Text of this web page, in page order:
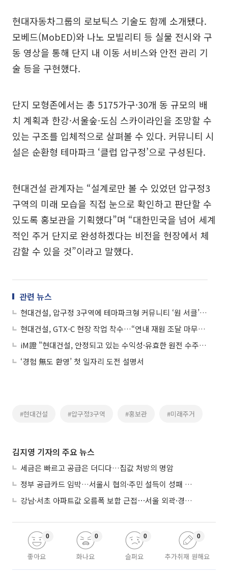
현대자동차그룹의 로보틱스 기술도 함께 소개됐다.
모베드(MobED)와 나노 모빌리티 등 실물 전시와 구
동 영상을 통해 단지 내 이동 서비스와 안전 관리 기
술 등을 구현했다.
단지 모형존에서는 총 5175가구·30개 동 규모의 배
치 계획과 한강·서울숲·도심 스카이라인을 조망할 수
있는 구조를 입체적으로 살펴볼 수 있다. 커뮤니티 시
설은 순환형 테마파크 ‘클럽 압구정’으로 구성된다.
현대건설 관계자는 “설계로만 볼 수 있었던 압구정3
구역의 미래 모습을 직접 눈으로 확인하고 판단할 수
있도록 홍보관을 기획했다”며 “대한민국을 넘어 세계
적인 주거 단지로 완성하겠다는 비전을 현장에서 체
감할 수 있을 것”이라고 말했다.
관련 뉴스
현대건설, 압구정 3구역에 테마파크형 커뮤니티 ‘원 서클’ 제안
현대건설, GTX-C 현장 작업 착수…“연내 재원 조달 마무리”
iM證 "현대건설, 안정되고 있는 수익성·유효한 원전 수주 기대감"
‘경험 無도 환영’ 첫 일자리 도전 설명서
#현대건설 #압구정3구역 #홍보관 #미래주거
김지영 기자의 주요 뉴스
세금은 빠르고 공급은 더디다…집값 처방의 명암
정부 공급카드 임박…서울시 협의·주민 설득이 성패 가른다
강남·서초 아파트값 오름폭 보합 근접⋯서울 외곽·경기 남부 중심 매수세
좋아요
0
화나요
0
슬퍼요
0
추가취재 원해요
0